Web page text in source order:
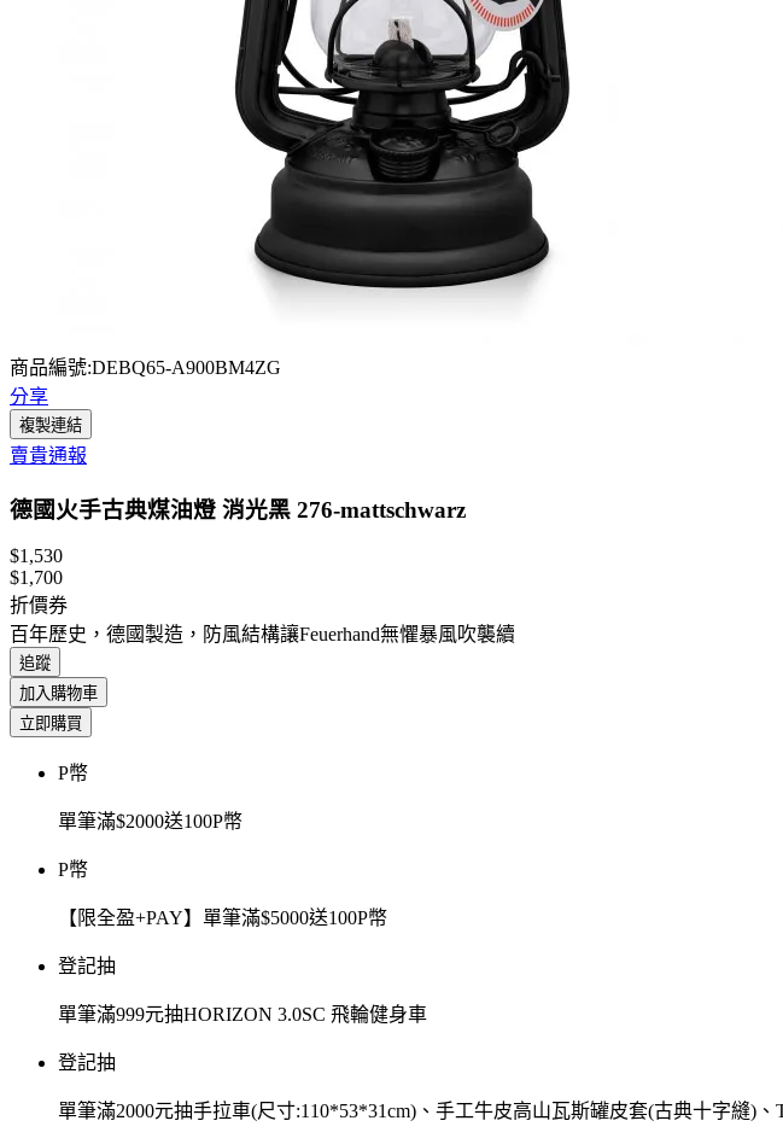
商品編號:DEBQ65-A900BM4ZG
分享
複製連結
賣貴通報
德國火手古典煤油燈 消光黑 276-mattschwarz
$1,530
$1,700
折價券
百年歷史，德國製造，防風結構讓Feuerhand無懼暴風吹襲續
追蹤
加入購物車
立即購買
P幣
單筆滿$2000送100P幣
P幣
【限全盈+PAY】單筆滿$5000送100P幣
登記抽
單筆滿999元抽HORIZON 3.0SC 飛輪健身車
登記抽
單筆滿2000元抽手拉車(尺寸:110*53*31cm)、手工牛皮高山瓦斯罐皮套(古典十字縫)